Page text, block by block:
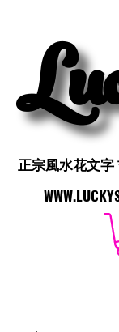
正宗風水花文
正宗風水花文